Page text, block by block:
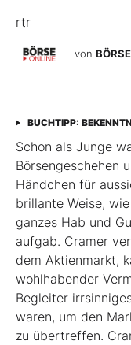
rtr
von
BUCHTIPP:
Schon als Junge
Börsengeschehen
Händchen für
brillante Weise,
ganzes Hab und
aufgab. Cramer
dem Aktienmarkt,
wohlhabender
Begleiter
waren, um den
zu übertreffen.